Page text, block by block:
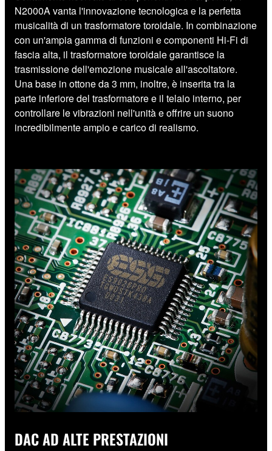
N2000A vanta l'innovazione tecnologica e la perfetta
musicalità di un trasformatore toroidale. In combinazione
con un'ampia gamma di funzioni e componenti Hi-Fi di
fascia alta, il trasformatore toroidale garantisce la
trasmissione dell'emozione musicale all'ascoltatore.
Una base in ottone da 3 mm, inoltre, è inserita tra la
parte inferiore del trasformatore e il telaio interno, per
controllare le vibrazioni nell'unità e offrire un suono
incredibilmente ampio e carico di realismo.
DAC AD ALTE PRESTAZIONI